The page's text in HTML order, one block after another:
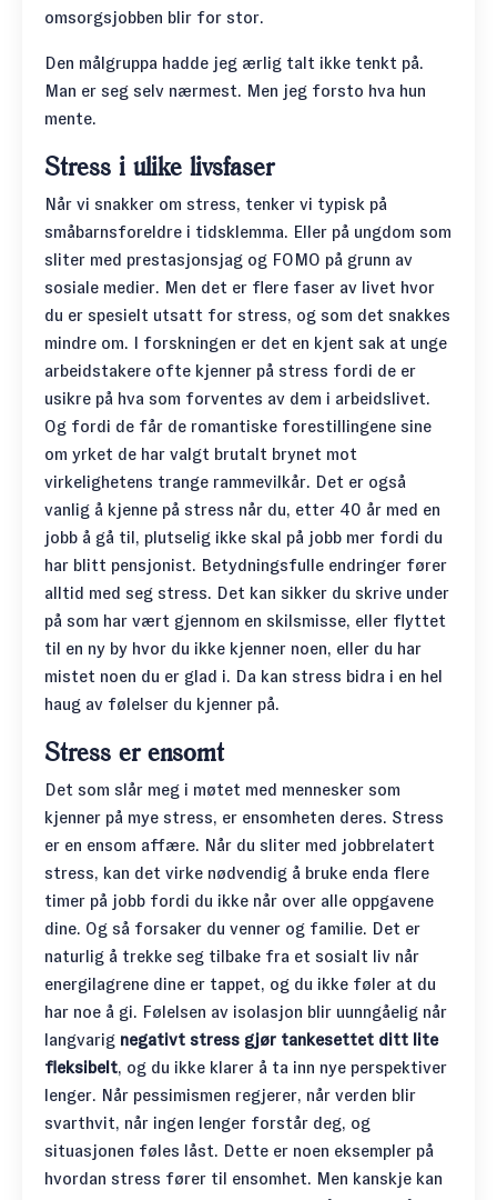
omsorgsjobben blir for stor.
Den målgruppa hadde jeg ærlig talt ikke tenkt på.
Man er seg selv nærmest. Men jeg forsto hva hun
mente.
Stress i ulike livsfaser
Når vi snakker om stress, tenker vi typisk på
småbarnsforeldre i tidsklemma. Eller på ungdom som
sliter med prestasjonsjag og FOMO på grunn av
sosiale medier. Men det er flere faser av livet hvor
du er spesielt utsatt for stress, og som det snakkes
mindre om. I forskningen er det en kjent sak at unge
arbeidstakere ofte kjenner på stress fordi de er
usikre på hva som forventes av dem i arbeidslivet.
Og fordi de får de romantiske forestillingene sine
om yrket de har valgt brutalt brynet mot
virkelighetens trange rammevilkår. Det er også
vanlig å kjenne på stress når du, etter 40 år med en
jobb å gå til, plutselig ikke skal på jobb mer fordi du
har blitt pensjonist. Betydningsfulle endringer fører
alltid med seg stress. Det kan sikker du skrive under
på som har vært gjennom en skilsmisse, eller flyttet
til en ny by hvor du ikke kjenner noen, eller du har
mistet noen du er glad i. Da kan stress bidra i en hel
haug av følelser du kjenner på.
Stress er ensomt
Det som slår meg i møtet med mennesker som
kjenner på mye stress, er ensomheten deres. Stress
er en ensom affære. Når du sliter med jobbrelatert
stress, kan det virke nødvendig å bruke enda flere
timer på jobb fordi du ikke når over alle oppgavene
dine. Og så forsaker du venner og familie. Det er
naturlig å trekke seg tilbake fra et sosialt liv når
energilagrene dine er tappet, og du ikke føler at du
har noe å gi. Følelsen av isolasjon blir uunngåelig når
langvarig negativt stress gjør tankesettet ditt lite
fleksibelt, og du ikke klarer å ta inn nye perspektiver
lenger. Når pessimismen regjerer, når verden blir
svarthvit, når ingen lenger forstår deg, og
situasjonen føles låst. Dette er noen eksempler på
hvordan stress fører til ensomhet. Men kanskje kan